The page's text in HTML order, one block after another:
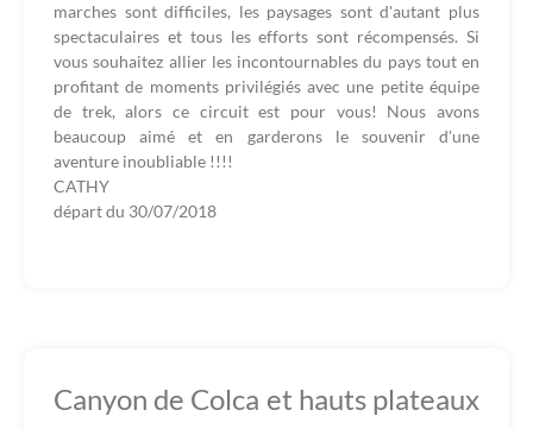
marches sont difficiles, les paysages sont d'autant plus
spectaculaires et tous les efforts sont récompensés. Si
vous souhaitez allier les incontournables du pays tout en
profitant de moments privilégiés avec une petite équipe
de trek, alors ce circuit est pour vous! Nous avons
beaucoup aimé et en garderons le souvenir d'une
aventure inoubliable !!!!
CATHY
départ du 30/07/2018
Canyon de Colca et hauts plateaux